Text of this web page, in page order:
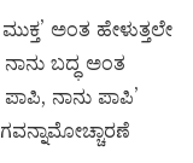
ಅಂತ ಹೇಳುತ್ತಲೇ
ಬದ್ಧ ಅಂತ
ನಾನು ಪಾಪಿ’